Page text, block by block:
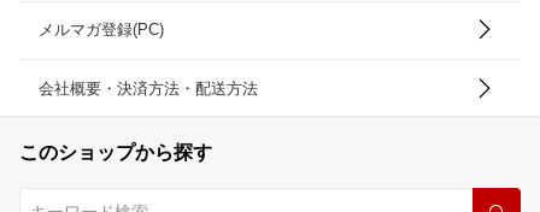
メルマガ登録(PC)
会社概要・決済方法・配送方法
このショップから探す